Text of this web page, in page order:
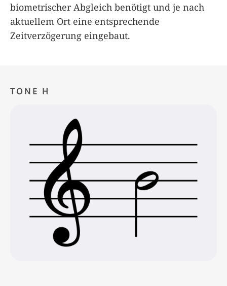
biometrischer Abgleich benötigt und je nach
aktuellem Ort eine entsprechende
Zeitverzögerung eingebaut.
TONE H